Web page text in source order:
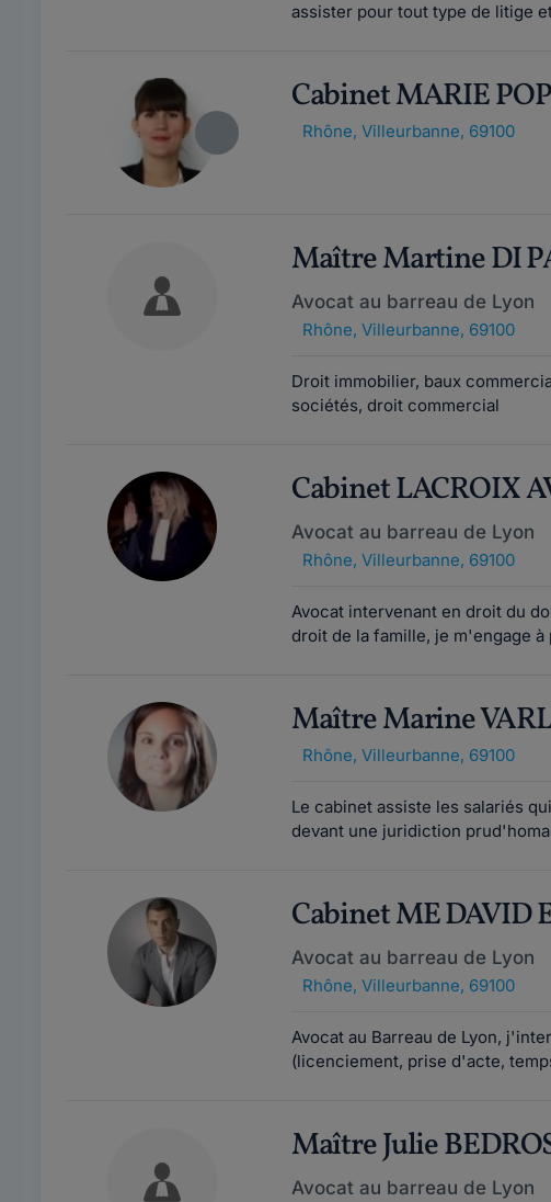
assister pour tout type de litige
Cabinet MARIE
Rhône, Villeurbanne, 69100
Maître Martine DI
Avocat au barreau de Lyon
Rhône, Villeurbanne, 69100
Droit immobilier, baux
sociétés, droit commercial
Cabinet LACROIX
Avocat au barreau de Lyon
Rhône, Villeurbanne, 69100
Avocat intervenant en droit du
droit de la famille, je m'engage
Maître Marine
Rhône, Villeurbanne, 69100
Le cabinet assiste les salariés
devant une juridiction
Cabinet ME DAVID
Avocat au barreau de Lyon
Rhône, Villeurbanne, 69100
Avocat au Barreau de Lyon,
(licenciement, prise d'acte,
Maître Julie
Avocat au barreau de Lyon